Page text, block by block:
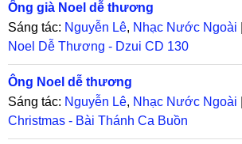
Ông già Noel dễ thương
Sáng tác: Nguyễn Lê, Nhạc Nước Ngoài
Noel Dễ Thương - Dzui CD 130
Ông Noel dễ thương
Sáng tác: Nguyễn Lê, Nhạc Nước Ngoài
Christmas - Bài Thánh Ca Buồn